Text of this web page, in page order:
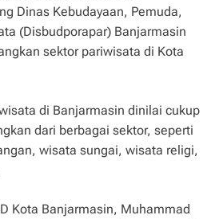
Dinas Kebudayaan, Pemuda,
(Disbudporapar) Banjarmasin
sektor pariwisata di Kota
di Banjarmasin dinilai cukup
dari berbagai sektor, seperti
wisata sungai, wisata religi,
Kota Banjarmasin, Muhammad